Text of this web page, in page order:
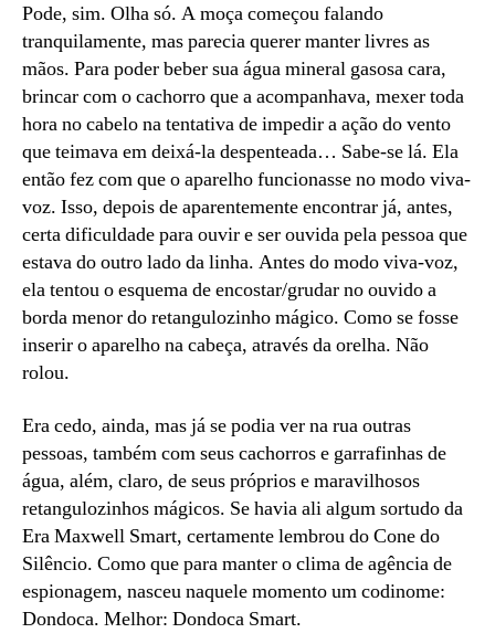
Pode, sim. Olha só. A moça começou falando
tranquilamente, mas parecia querer manter livres as
mãos. Para poder beber sua água mineral gasosa cara,
brincar com o cachorro que a acompanhava, mexer toda
hora no cabelo na tentativa de impedir a ação do vento
que teimava em deixá-la despenteada… Sabe-se lá. Ela
então fez com que o aparelho funcionasse no modo viva-
voz. Isso, depois de aparentemente encontrar já, antes,
certa dificuldade para ouvir e ser ouvida pela pessoa que
estava do outro lado da linha. Antes do modo viva-voz,
ela tentou o esquema de encostar/grudar no ouvido a
borda menor do retangulozinho mágico. Como se fosse
inserir o aparelho na cabeça, através da orelha. Não
rolou.
Era cedo, ainda, mas já se podia ver na rua outras
pessoas, também com seus cachorros e garrafinhas de
água, além, claro, de seus próprios e maravilhosos
retangulozinhos mágicos. Se havia ali algum sortudo da
Era Maxwell Smart, certamente lembrou do Cone do
Silêncio. Como que para manter o clima de agência de
espionagem, nasceu naquele momento um codinome:
Dondoca. Melhor: Dondoca Smart.